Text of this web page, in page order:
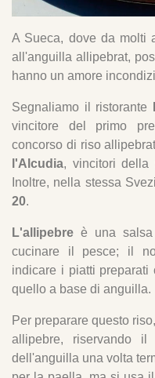
A Sueca, dove da molti
all'anguilla allipebrat,
hanno un amore
Segnaliamo il ristorante
vincitore del primo
concorso di riso
l'Alcudia, vincitori della
Inoltre, nella stessa
20.
L'allipebre è una salsa
cucinare il pesce; il
indicare i piatti
quello a base di anguilla.
Per preparare questo
allipebre, riservando
dell'anguilla una volta